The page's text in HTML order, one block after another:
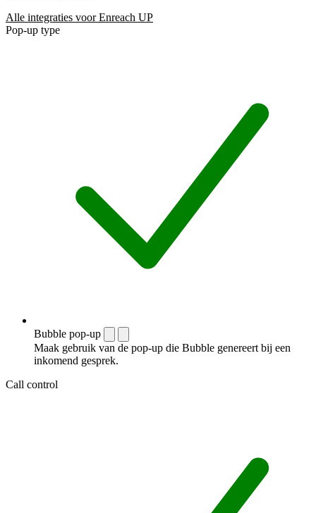
Alle integraties voor Enreach UP
Pop-up type
Bubble pop-up
Maak gebruik van de pop-up die Bubble genereert bij een
inkomend gesprek.
Call control